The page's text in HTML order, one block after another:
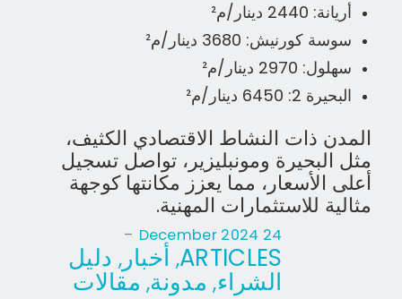
أريانة: 2440 دينار/م²
سوسة كورنيش: 3680 دينار/م²
سهلول: 2970 دينار/م²
البحيرة 2: 6450 دينار/م²
المدن ذات النشاط الاقتصادي الكثيف،
مثل البحيرة ومونبليزير، تواصل تسجيل
أعلى الأسعار، مما يعزز مكانتها كوجهة
مثالية للاستثمارات المهنية.
24 December 2024
-
ARTICLES
, أخبار, دليل
الشراء, مدونة, مقالات